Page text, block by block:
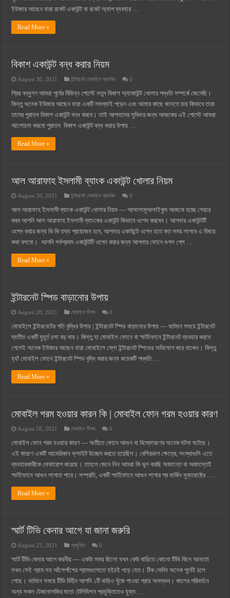
ইউজার আছেন যারা রকেট একাউন্ট বা রকেট অ্যাপ ব্যবহার …
Read More »
বিকাশ একাউন্ট বন্ধ করার নিয়ম
August 30, 2021 ইন্টারনেট মোবাইল ব্যাংকিং 0
প্রিয় বন্ধুগণ আমরা পূর্বের বিভিন্ন পোস্টে নতুন বিকাশ অ্যাকাউন্ট খোলার পদ্ধতি সম্পর্কে জেনেছি।
কিন্তু অনেক ইউজার আছেন যারা একটি সমস্যাই পড়েন এবং আমার কাছে জানতে চায় কিভাবে তারা
তাদের পুরাতন বিকাশ একাউন্ট বন্ধ করবে। তাই আপনাদের সুবিধার জন্য আজকের এই পোস্টে আমরা
আলোচনা করবো পুরাতন বিকাশ একাউন্ট বন্ধ করার উপায় …
Read More »
আল আরাফাহ ইসলামী ব্যাংক একাউন্ট খোলার নিয়ম
August 30, 2021 ইন্টারনেট মোবাইল ব্যাংকিং 0
আল আরাফাহ ইসলামী ব্যাংক একাউন্ট খোলার নিয়ম — আসালামুআলাইকুম আজকে হচ্ছে শেয়ার
করব আপনি আল আরাফাহ ইসলামী ব্যাংকের একাউন্ট কিভাবে ওপেন করবেন। আপনার একাউন্টটি
ওপেন করার জন্য কি কি তথ্য প্রয়োজন হবে, আপনার একাউন্টে ওপেন হতে কত সময় লাগবে এ বিষয়ে
কথা বলবো। আপনি সর্বপ্রথম একাউন্টটি ওপেন করার জন্য আপনার ফোনে গুগল প্লে …
Read More »
ইন্টারনেট স্পিড বাড়ানোর উপায়
August 28, 2021 মোবাইল টিপস 0
মোবাইলে ইন্টারনেটের গতি বৃদ্ধির উপায় | ইন্টারনেট স্পিড বাড়ানোর উপায় — বর্তমান সময়ে ইন্টারনেট
ব্যতীত একটি মুহূর্ত চলা বড় দায়। কিন্তু হা মোবাইল ফোনে বা স্মার্টফোনে ইন্টারনেট ব্যবহার করতে
গেলেই অনেক ইউজার আছেন যারা মোবাইলে স্লো ইন্টারনেট স্পিডের অভিযোগ করে থাকেন। কিন্তু
হ্যাঁ মোবাইল ফোনে ইন্টারনেট স্পিড বৃদ্ধি করার জন্য কয়েকটি পদ্ধতি …
Read More »
মোবাইল গরম হওয়ার কারন কি | মোবাইল ফোন গরম হওয়ার কারণ
August 28, 2021 মোবাইল টিপস 0
মোবাইল ফোন গরম হওয়ার কারণ — অতীতে ফোনে আগুন বা বিস্ফোরণের অনেক ঘটনা ঘটেছে।
এই কারণে একটি আমেরিকান ফ্লাইট উচ্ছেদ করতে হয়েছিল। বেশিরভাগ ক্ষেত্রে, সংস্থাগুলি এতে
ব্যবহারকারীকে দোষারোপ করেছে। তাহলে জেনে নিন আমরা কি ভুল করছি অজান্তে বা অজান্তেই
স্মার্টফোনে আগুন লাগতে পারে। সম্প্রতি, একটি স্মার্টফোনে আগুন লাগার পর মার্কিন যুক্তরাষ্ট্রে …
Read More »
স্মার্ট টিভি কেনার আগে যা জানা জরুরি
August 25, 2021 প্রযুক্তি 0
স্মার্ট টিভি কেনার আগে করনীয় — একটা সময় ছিলো যখন কেউ বাড়িতে কোনো টিভি কিনে আনতো
তখন সেই গ্রাম সহ আঁশেপাঁশের গ্রামগুলোতে হইচই পড়ে যেত। ঠিক সেদিন অনেক পূর্বেই চলে
গেছে। বর্তমান সময়ে টিভি বিহীন আপনি ১টি বাড়িও খুঁজে পাওয়া প্রায় অসম্ভব। কালের পরিবর্তনে
অন্য সকল টেকনোলজির মতো টেলিভিশন প্রযুক্তিতেও যুক্ত …